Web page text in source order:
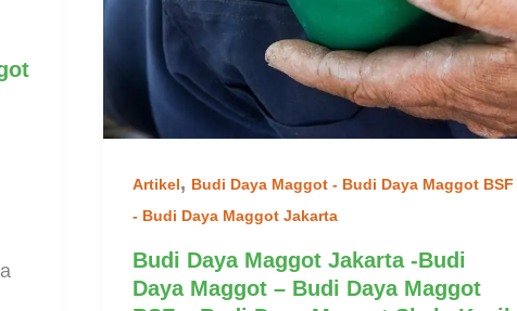
Artikel, Budi Daya Maggot - Budi Daya Maggot BSF
- Budi Daya Maggot Jakarta
Budi Daya Maggot Jakarta -Budi
Daya Maggot – Budi Daya Maggot